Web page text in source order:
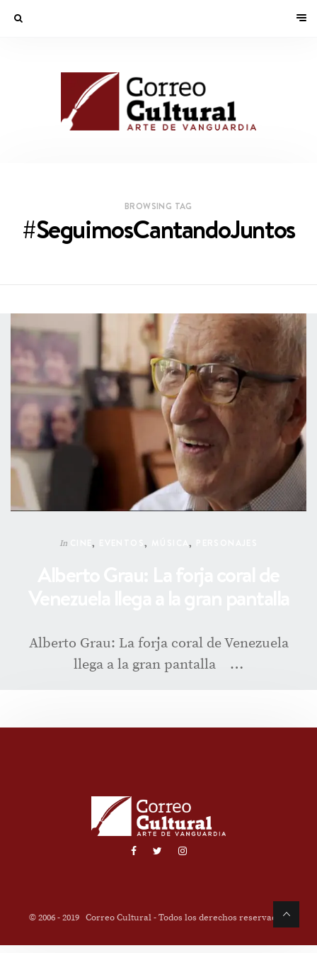
BROWSING TAG
#SeguimosCantandoJuntos
In CINE, EVENTOS, MÚSICA,
Alberto Grau: La forja coral de Venezuela
llega a la gran pantalla …
© 2006 - 2019 Correo Cultural - Todos los derechos reservados.